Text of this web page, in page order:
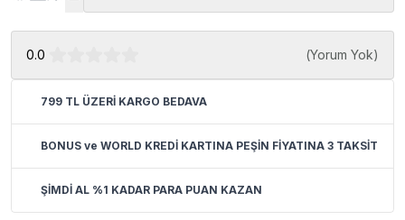
0.0 (Yorum Yok)
799 TL ÜZERİ KARGO BEDAVA
BONUS ve WORLD KREDİ KARTINA PEŞİN FİYATINA 3 TAKSİT
ŞİMDİ AL %1 KADAR PARA PUAN KAZAN